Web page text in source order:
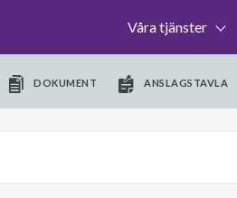
Våra tjänster
DOKUMENT ANSLAGSTAVLA